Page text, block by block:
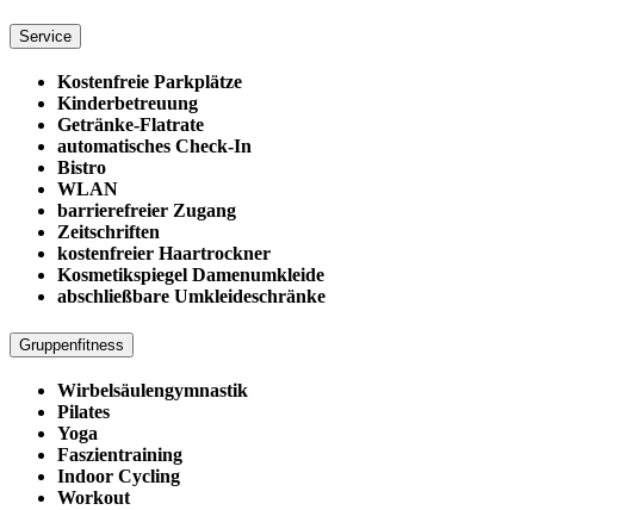
Service
Kostenfreie Parkplätze
Kinderbetreuung
Getränke-Flatrate
automatisches Check-In
Bistro
WLAN
barrierefreier Zugang
Zeitschriften
kostenfreier Haartrockner
Kosmetikspiegel Damenumkleide
abschließbare Umkleideschränke
Gruppenfitness
Wirbelsäulengymnastik
Pilates
Yoga
Faszientraining
Indoor Cycling
Workout